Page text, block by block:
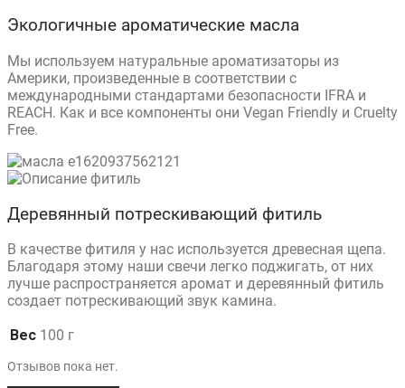
Экологичные ароматические масла
Мы используем натуральные ароматизаторы из
Америки, произведенные в соответствии с
международными стандартами безопасности IFRA и
REACH. Как и все компоненты они Vegan Friendly и Cruelty
Free.
Деревянный потрескивающий фитиль
В качестве фитиля у нас используется древесная щепа.
Благодаря этому наши свечи легко поджигать, от них
лучше распространяется аромат и деревянный фитиль
создает потрескивающий звук камина.
Вес 100 г
Отзывов пока нет.